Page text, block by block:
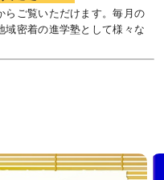
らご覧いただけます。毎月の
密着の進学塾として様々な